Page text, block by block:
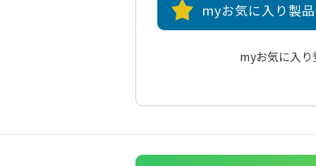
myお気に入り製
myお気に入